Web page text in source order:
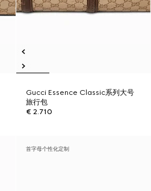
Gucci Essence Classic系列大号
旅行包
€ 2.710
首字母个性化定制